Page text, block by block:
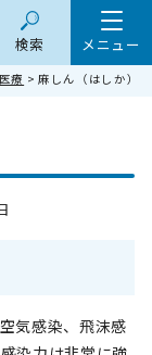
メニュー
検索
療 > 麻しん（はしか）
気感染、飛沫感